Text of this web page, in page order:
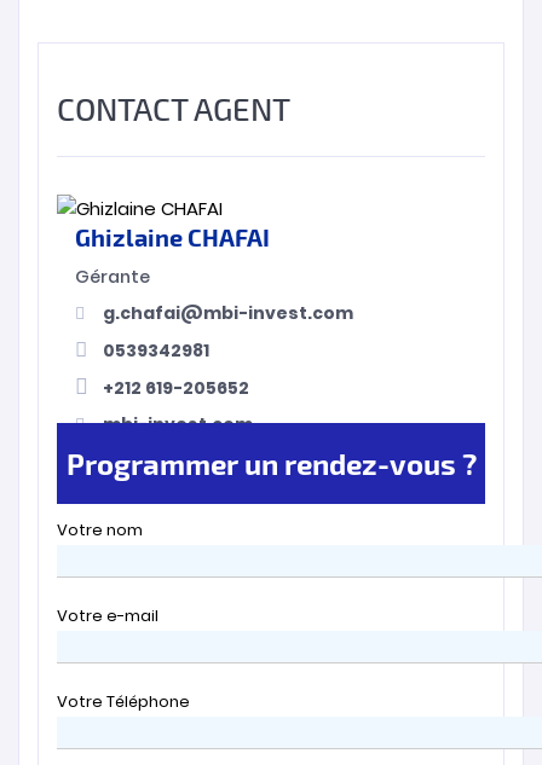
CONTACT AGENT
Ghizlaine CHAFAI
Gérante
g.chafai@mbi-invest.com
0539342981
+212 619-205652
mbi-invest.com
Programmer un rendez-vous ?
Votre nom
Votre e-mail
Votre Téléphone